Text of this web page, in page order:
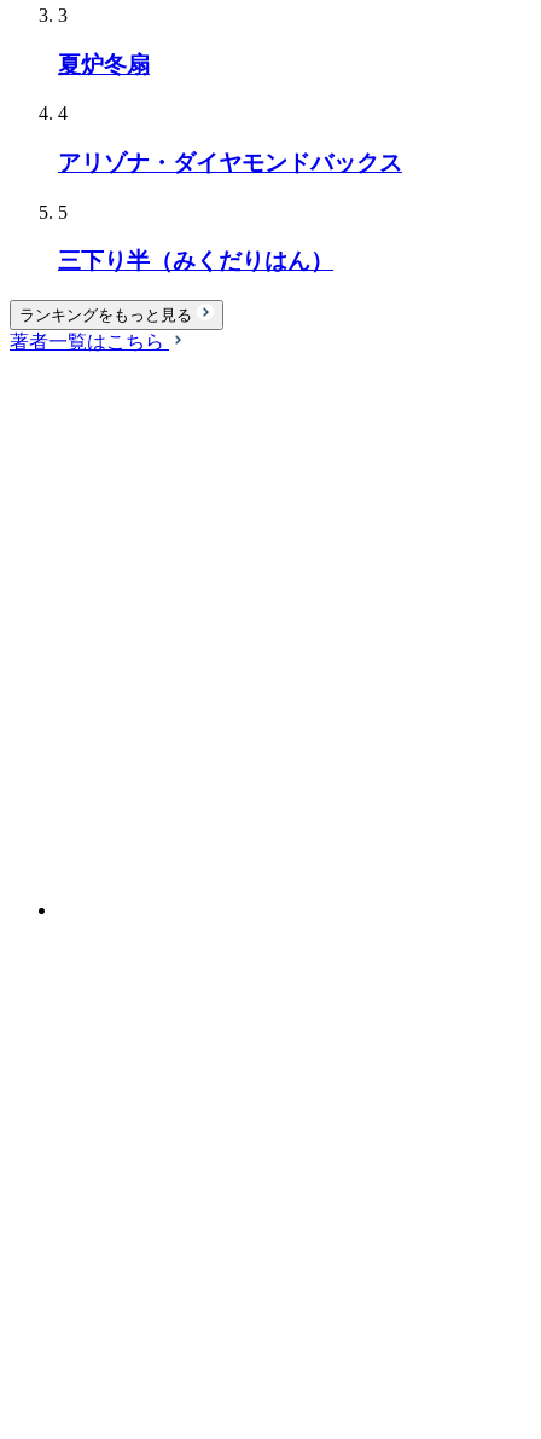
3
夏炉冬扇
4
アリゾナ・ダイヤモンドバックス
5
三下り半（みくだりはん）
ランキングをもっと見る
著者一覧はこちら